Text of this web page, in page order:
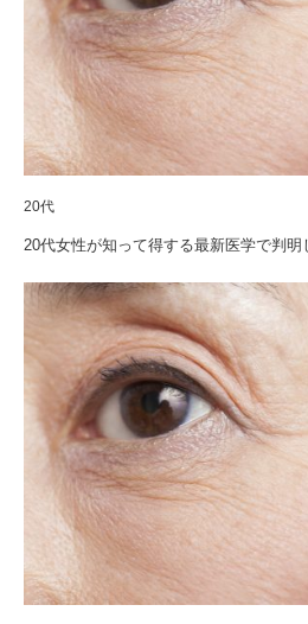
20代
20代女性が知って得する最新医学で判明